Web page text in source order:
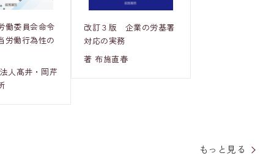
働委員会命令
労働行為性の
人髙井・岡芹
改訂３版 企業の労基署
対応の実務
著 布施直春
もっと見る